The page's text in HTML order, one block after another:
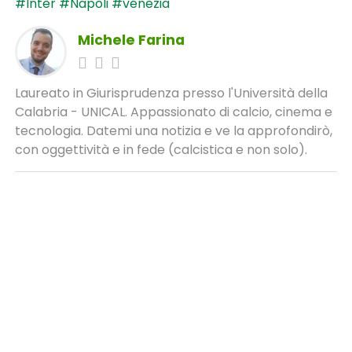
Michele Farina
Laureato in Giurisprudenza presso l'Università della
Calabria - UNICAL. Appassionato di calcio, cinema e
tecnologia. Datemi una notizia e ve la approfondirò,
con oggettività e in fede (calcistica e non solo).